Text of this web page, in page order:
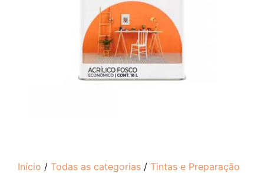
Início / Todas as categorias / Tintas e Preparação